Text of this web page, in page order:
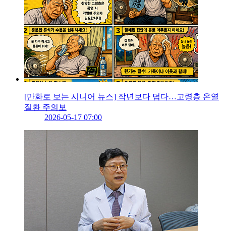
[만화로 보는 시니어 뉴스] 작년보다 덥다…고령층 온열
질환 주의보
2026-05-17 07:00